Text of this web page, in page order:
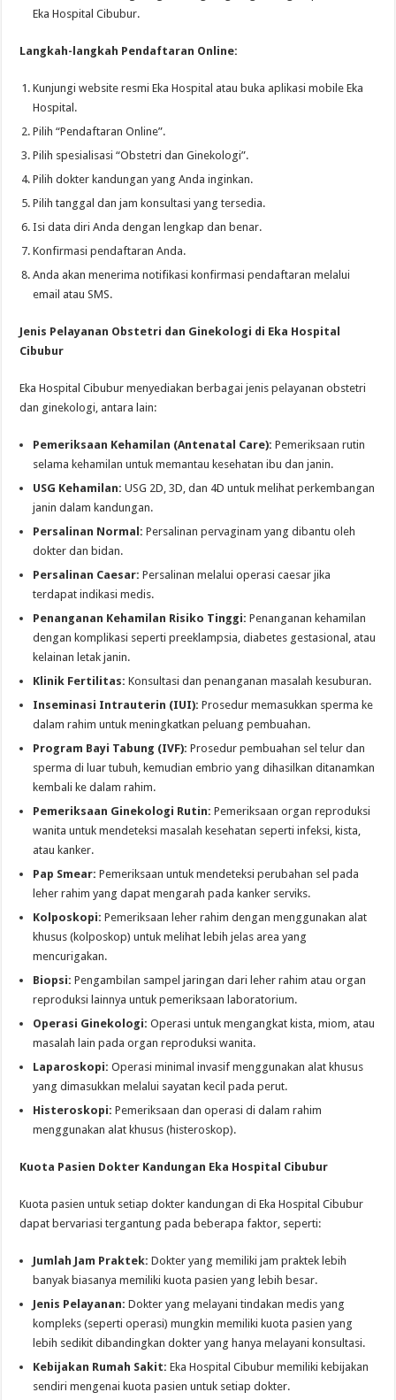
Eka Hospital Cibubur.
Langkah-langkah Pendaftaran Online:
Kunjungi website resmi Eka Hospital atau buka aplikasi mobile Eka
Hospital.
Pilih “Pendaftaran Online”.
Pilih spesialisasi “Obstetri dan Ginekologi”.
Pilih dokter kandungan yang Anda inginkan.
Pilih tanggal dan jam konsultasi yang tersedia.
Isi data diri Anda dengan lengkap dan benar.
Konfirmasi pendaftaran Anda.
Anda akan menerima notifikasi konfirmasi pendaftaran melalui
email atau SMS.
Jenis Pelayanan Obstetri dan Ginekologi di Eka Hospital
Cibubur
Eka Hospital Cibubur menyediakan berbagai jenis pelayanan obstetri
dan ginekologi, antara lain:
Pemeriksaan Kehamilan (Antenatal Care): Pemeriksaan rutin
selama kehamilan untuk memantau kesehatan ibu dan janin.
USG Kehamilan: USG 2D, 3D, dan 4D untuk melihat perkembangan
janin dalam kandungan.
Persalinan Normal: Persalinan pervaginam yang dibantu oleh
dokter dan bidan.
Persalinan Caesar: Persalinan melalui operasi caesar jika
terdapat indikasi medis.
Penanganan Kehamilan Risiko Tinggi: Penanganan kehamilan
dengan komplikasi seperti preeklampsia, diabetes gestasional, atau
kelainan letak janin.
Klinik Fertilitas: Konsultasi dan penanganan masalah kesuburan.
Inseminasi Intrauterin (IUI): Prosedur memasukkan sperma ke
dalam rahim untuk meningkatkan peluang pembuahan.
Program Bayi Tabung (IVF): Prosedur pembuahan sel telur dan
sperma di luar tubuh, kemudian embrio yang dihasilkan ditanamkan
kembali ke dalam rahim.
Pemeriksaan Ginekologi Rutin: Pemeriksaan organ reproduksi
wanita untuk mendeteksi masalah kesehatan seperti infeksi, kista,
atau kanker.
Pap Smear: Pemeriksaan untuk mendeteksi perubahan sel pada
leher rahim yang dapat mengarah pada kanker serviks.
Kolposkopi: Pemeriksaan leher rahim dengan menggunakan alat
khusus (kolposkop) untuk melihat lebih jelas area yang
mencurigakan.
Biopsi: Pengambilan sampel jaringan dari leher rahim atau organ
reproduksi lainnya untuk pemeriksaan laboratorium.
Operasi Ginekologi: Operasi untuk mengangkat kista, miom, atau
masalah lain pada organ reproduksi wanita.
Laparoskopi: Operasi minimal invasif menggunakan alat khusus
yang dimasukkan melalui sayatan kecil pada perut.
Histeroskopi: Pemeriksaan dan operasi di dalam rahim
menggunakan alat khusus (histeroskop).
Kuota Pasien Dokter Kandungan Eka Hospital Cibubur
Kuota pasien untuk setiap dokter kandungan di Eka Hospital Cibubur
dapat bervariasi tergantung pada beberapa faktor, seperti:
Jumlah Jam Praktek: Dokter yang memiliki jam praktek lebih
banyak biasanya memiliki kuota pasien yang lebih besar.
Jenis Pelayanan: Dokter yang melayani tindakan medis yang
kompleks (seperti operasi) mungkin memiliki kuota pasien yang
lebih sedikit dibandingkan dokter yang hanya melayani konsultasi.
Kebijakan Rumah Sakit: Eka Hospital Cibubur memiliki kebijakan
sendiri mengenai kuota pasien untuk setiap dokter.